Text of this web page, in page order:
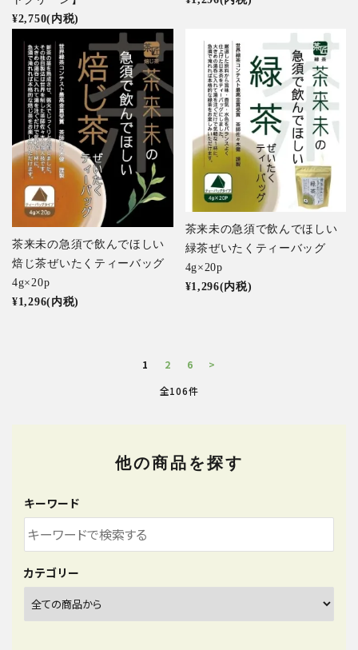
¥2,750(内税)
茶来未の急須で飲んでほしい
焙じ茶ぜいたくティーバッグ
4g×20p
¥1,296(内税)
茶来未の急須で飲んでほしい
緑茶ぜいたくティーバッグ
4g×20p
¥1,296(内税)
1 2 6
>
全106件
他の商品を探す
キーワード
カテゴリー